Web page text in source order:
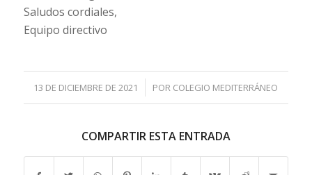
Saludos cordiales,
Equipo directivo
13 DE DICIEMBRE DE 2021
/ POR COLEGIO MEDITERRÁNEO
COMPARTIR ESTA ENTRADA